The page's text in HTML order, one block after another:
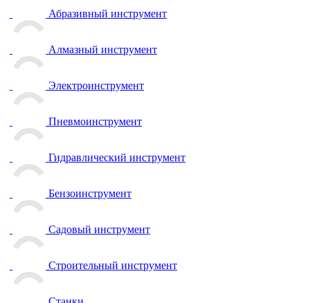
Абразивный инструмент
Алмазный инструмент
Электроинструмент
Пневмоинструмент
Гидравлический инструмент
Бензоинструмент
Садовый инструмент
Строительный инструмент